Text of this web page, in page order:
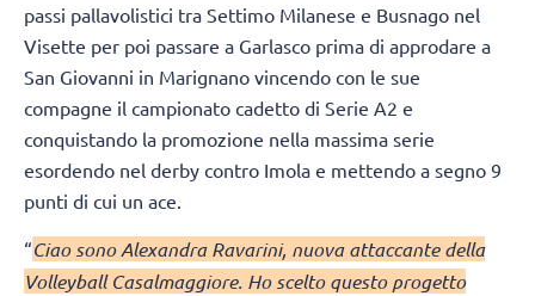
passi pallavolistici tra Settimo Milanese e Busnago nel
Visette per poi passare a Garlasco prima di approdare a
San Giovanni in Marignano vincendo con le sue
compagne il campionato cadetto di Serie A2 e
conquistando la promozione nella massima serie
esordendo nel derby contro Imola e mettendo a segno 9
punti di cui un ace.
“Ciao sono Alexandra Ravarini, nuova attaccante della
Volleyball Casalmaggiore. Ho scelto questo progetto